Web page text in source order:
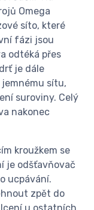
Omega
síto, které
fázi jsou
odtéká přes
je dále
jemnému sítu,
suroviny. Celý
nakonec
kroužkem se
je odšťavňovač
ucpávání.
zpět do